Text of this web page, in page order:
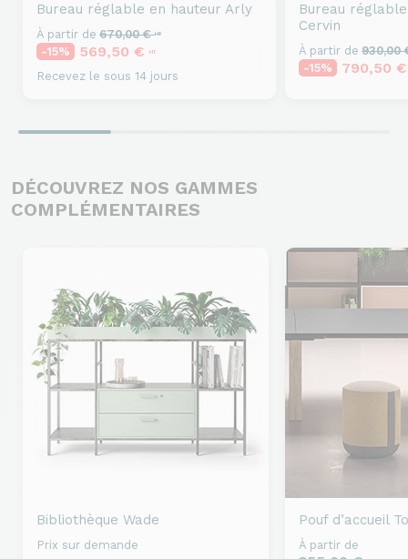
Bureau réglable en hauteur Arly
À partir de 670,00 €HT
-15% 569,50 € HT
Recevez le sous 14 jours
Bureau
Cervin
À partir de 930,00
-15%
790,50
DÉCOUVREZ NOS GAMMES
COMPLÉMENTAIRES
Bibliothèque Wade
Prix sur demande
Pouf d’accueil
À partir de